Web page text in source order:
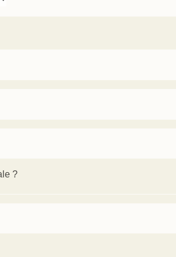
?